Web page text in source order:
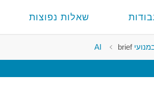
שאלות נפוצות
brief